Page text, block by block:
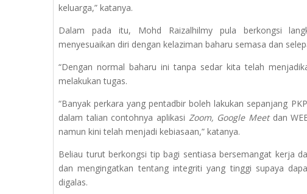
keluarga,” katanya.
Dalam pada itu, Mohd Raizalhilmy pula berkongsi
menyesuaikan diri dengan kelaziman baharu semasa dan
“Dengan normal baharu ini tanpa sedar kita telah
melakukan tugas.
“Banyak perkara yang pentadbir boleh lakukan sepanjang
dalam talian contohnya aplikasi Zoom, Google Meetdan
namun kini telah menjadi kebiasaan,” katanya.
Beliau turut berkongsi tip bagi sentiasa bersemangat kerja
dan mengingatkan tentang integriti yang tinggi supaya
digalas.